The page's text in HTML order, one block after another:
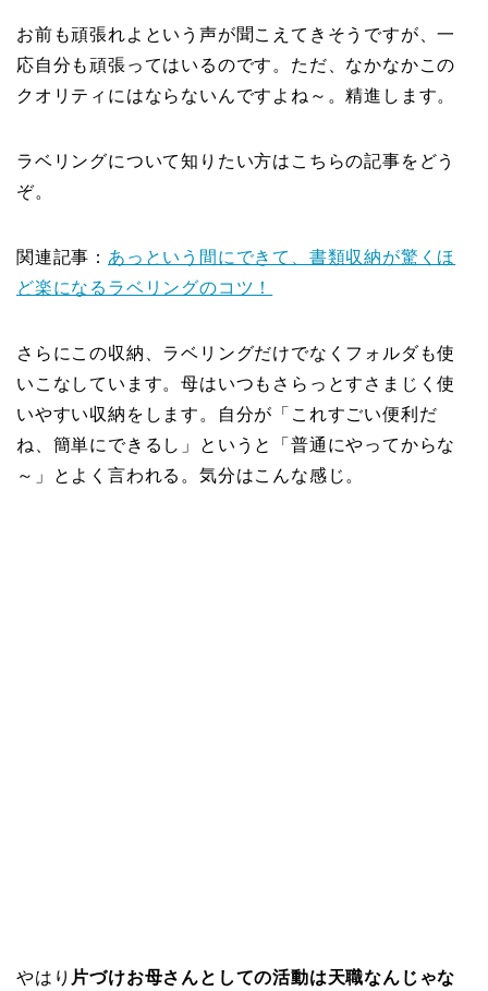
お前も頑張れよという声が聞こえてきそうですが、一
応自分も頑張ってはいるのです。ただ、なかなかこの
クオリティにはならないんですよね～。精進します。
ラベリングについて知りたい方はこちらの記事をどう
ぞ。
関連記事： あっという間にできて、書類収納が驚くほ
ど楽になるラベリングのコツ！
さらにこの収納、ラベリングだけでなくフォルダも使
いこなしています。母はいつもさらっとすさまじく使
いやすい収納をします。自分が「これすごい便利だ
ね、簡単にできるし」というと「普通にやってからな
～」とよく言われる。気分はこんな感じ。
やはり 片づけお母さんとしての活動は天職なんじゃな